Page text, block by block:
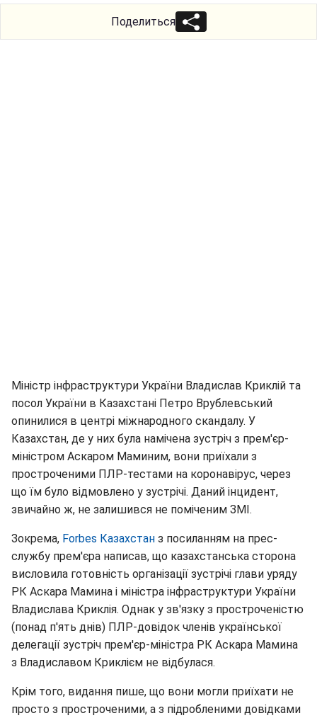
Поделиться
Міністр інфраструктури України Владислав Криклій та
посол України в Казахстані Петро Врублевський
опинилися в центрі міжнародного скандалу. У
Казахстан, де у них була намічена зустріч з прем'єр-
міністром Аскаром Маминим, вони приїхали з
простроченими ПЛР-тестами на коронавірус, через
що їм було відмовлено у зустрічі. Даний інцидент,
звичайно ж, не залишився не поміченим ЗМІ.
Зокрема, Forbes Казахстан з посиланням на прес-
службу прем'єра написав, що казахстанська сторона
висловила готовність організації зустрічі глави уряду
РК Аскара Мамина і міністра інфраструктури України
Владислава Криклія. Однак у зв'язку з простроченістю
(понад п'ять днів) ПЛР-довідок членів української
делегації зустріч прем'єр-міністра РК Аскара Мамина
з Владиславом Криклієм не відбулася.
Крім того, видання пише, що вони могли приїхати не
просто з простроченими, а з підробленими довідками